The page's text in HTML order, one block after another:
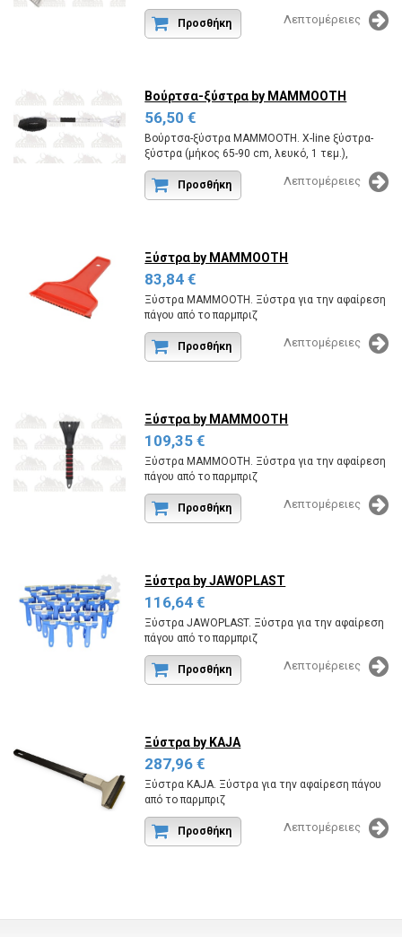
Κωδικός εργοστασίου:MMT A123 035.
Προσθήκη
Λεπτομέρειες
Βούρτσα-ξύστρα by MAMMOOTH
56,50 €
Βούρτσα-ξύστρα MAMMOOTH. X-line ξύστρα-
ξύστρα (μήκος 65-90 cm, λευκό, 1 τεμ.),
Συρόμενη
Κωδικός εργοστασίου:MMT A123 037.
Προσθήκη Λεπτομέρειες
Ξύστρα by MAMMOOTH
83,84 €
Ξύστρα MAMMOOTH. Ξύστρα για την αφαίρεση
πάγου από το παρμπριζ
Κωδικός εργοστασίου:MMT A123 001/50.
Προσθήκη
Λεπτομέρειες
Ξύστρα by MAMMOOTH
109,35 €
Ξύστρα MAMMOOTH. Ξύστρα για την αφαίρεση
πάγου από το παρμπριζ
Κωδικός εργοστασίου:MMT A123 003/24.
Προσθήκη
Λεπτομέρειες
Ξύστρα by JAWOPLAST
116,64 €
Ξύστρα JAWOPLAST. Ξύστρα για την αφαίρεση
πάγου από το παρμπριζ
Κωδικός εργοστασίου:SCRAPER MURSKA /25.
Προσθήκη
Λεπτομέρειες
Ξύστρα by KAJA
287,96 €
Ξύστρα KAJA. Ξύστρα για την αφαίρεση πάγου
από το παρμπριζ
Κωδικός εργοστασίου:SCRAPER MURSKA 580L
/20.
Προσθήκη Λεπτομέρειες